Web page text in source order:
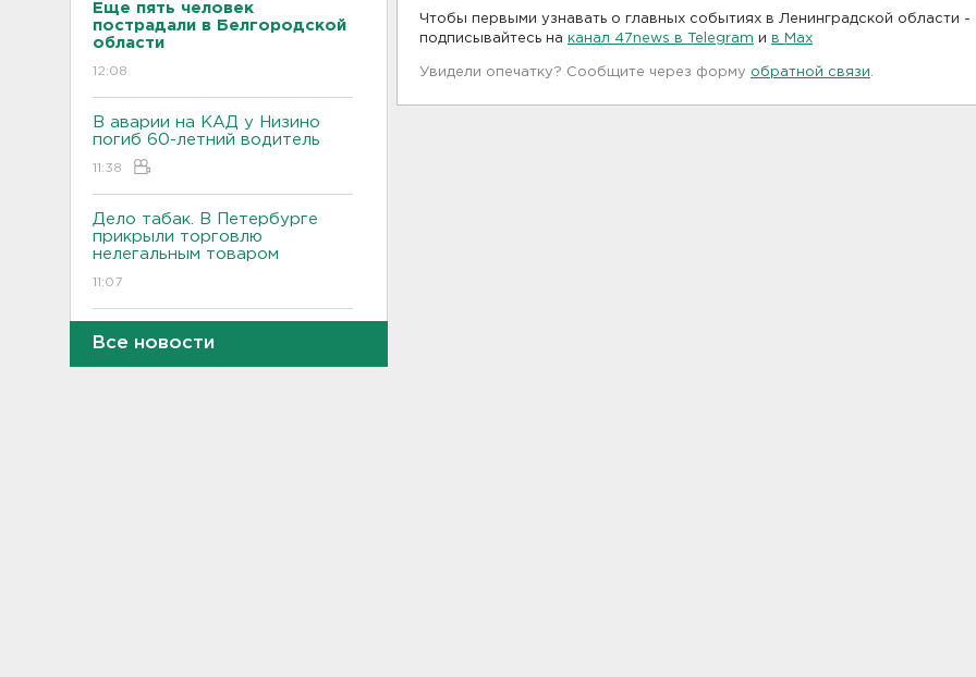
Еще пять человек
пострадали в Белгородской
области
12:08
В аварии на КАД у Низино
погиб 60-летний водитель
11:38
Дело табак. В Петербурге
прикрыли торговлю
нелегальным товаром
11:07
"Подарки" на 358 тысяч
рублей забыл
задекларировать гражданин
Все новости
Чтобы первыми узнавать о главных событиях в Ленинградской области -
подписывайтесь на канал 47news в Telegram и в Maх
Увидели опечатку? Сообщите через форму обратной связи